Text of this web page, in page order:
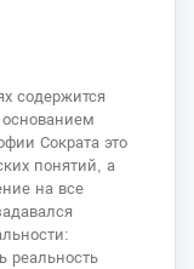
содержится
Сократа это
понятий, а
на все
реальность